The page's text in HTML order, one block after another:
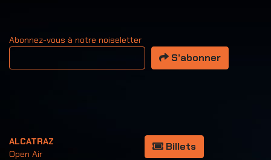
Abonnez-vous à notre noiseletter
Votre adresse email
S’abonner
ALCATRAZ
Open Air
Billets